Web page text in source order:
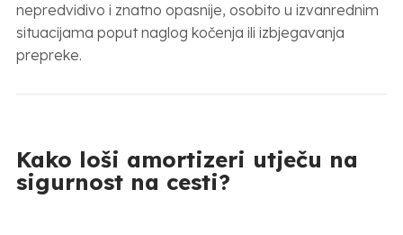
nepredvidivo i znatno opasnije, osobito u izvanrednim
situacijama poput naglog kočenja ili izbjegavanja
prepreke.
Kako loši amortizeri utječu na
sigurnost na cesti?